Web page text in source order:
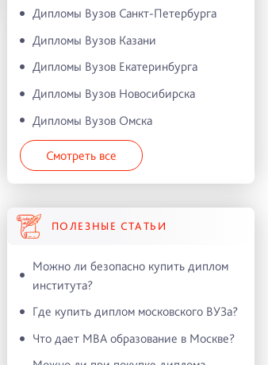
Дипломы Вузов Санкт-Петербурга
Дипломы Вузов Казани
Дипломы Вузов Екатеринбурга
Дипломы Вузов Новосибирска
Дипломы Вузов Омска
Смотреть все
ПОЛЕЗНЫЕ СТАТЬИ
Можно ли безопасно купить диплом
института?
Где купить диплом московского ВУЗа?
Что дает MBA образование в Москве?